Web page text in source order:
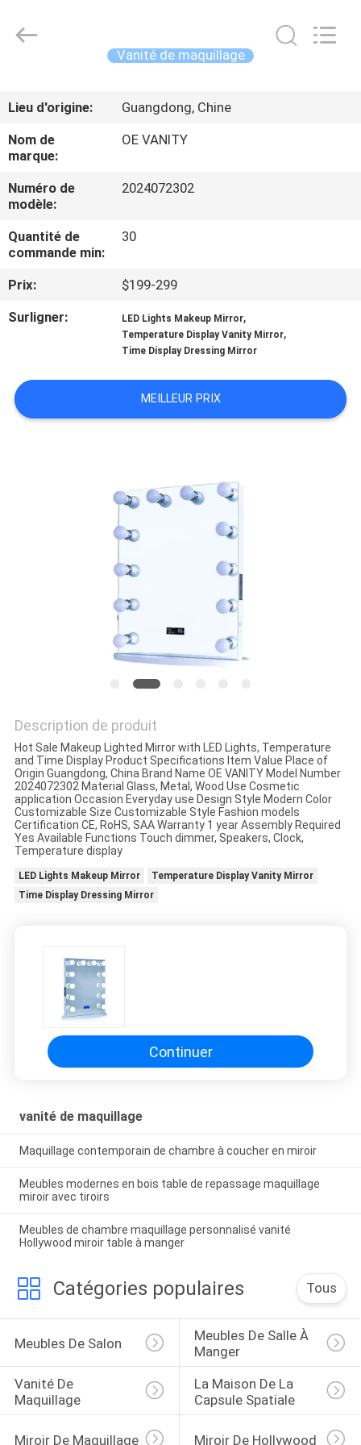
PRODUITS
VIDÉOS
VR
A
DE
NOUS
NOUVELLES
DEMANDE
DE
SOUMISSION
SITEMAP
POLITIQUE
MATIÈRE
PROTECTION
PRIVÉE
Furniture
Vanité de maquillage
Lieu d'origine:
Guangdong, Chine
Nom de
marque:
OE VANITY
Numéro de
modèle:
2024072302
Quantité de
commande min:
30
Prix:
$199-299
Surligner:
LED Lights Makeup Mirror,
Temperature Display Vanity Mirror,
Time Display Dressing Mirror
MEILLEUR PRIX
Description de produit
Hot Sale Makeup Lighted Mirror with LED Lights, Temperature
and Time Display Product Specifications Item Value Place of
Origin Guangdong, China Brand Name OE VANITY Model Number
2024072302 Material Glass, Metal, Wood Use Cosmetic
application Occasion Everyday use Design Style Modern Color
Customizable Size Customizable Style Fashion models
Certification CE, RoHS, SAA Warranty 1 year Assembly Required
Yes Available Functions Touch dimmer, Speakers, Clock,
Temperature display
LED Lights Makeup Mirror
Temperature Display Vanity Mirror
Time Display Dressing Mirror
Continuer
vanité de maquillage
Maquillage contemporain de chambre à coucher en miroir
Meubles modernes en bois table de repassage maquillage
miroir avec tiroirs
Meubles de chambre maquillage personnalisé vanité
Hollywood miroir table à manger
Catégories populaires Tous
Meubles De Salon
Meubles De Salle À
Manger
Vanité De
Maquillage
La Maison De La
Capsule Spatiale
Miroir De Maquillage Miroir De Hollywood